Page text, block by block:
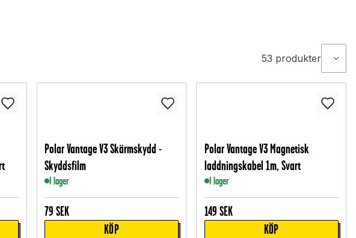
53 produkter
Polar Vantage V3 Skärmskydd -
Skyddsfilm
I lager
79 SEK
KÖP
Polar Vantage V3 Magnetisk
laddningskabel 1m, Svart
I lager
149 SEK
KÖP